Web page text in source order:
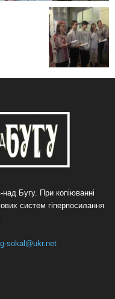
Бугу. При копіюванні
систем гіперпосилання
sokal@ukr.net